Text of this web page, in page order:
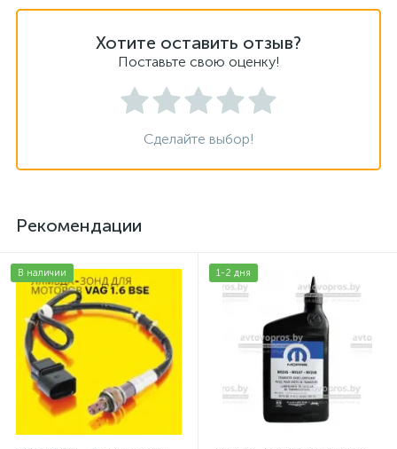
Хотите оставить отзыв?
Поставьте свою оценку!
Сделайте выбор!
Рекомендации
В наличии 1-2 дня